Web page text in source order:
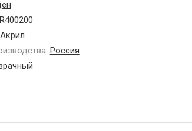
Акрил
Россия